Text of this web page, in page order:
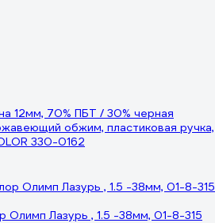
12мм, 70% ПБT / 30% черная
обжим, пластиковая ручка,
330-0162
Олимп Лазурь , 1.5 -38мм, 01-8-315